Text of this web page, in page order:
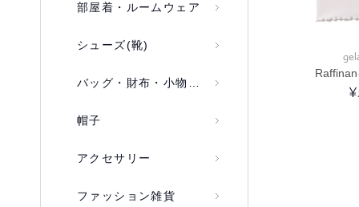
部屋着・ルームウェア
シューズ(靴)
バッグ・財布・小物入れ
帽子
アクセサリー
ファッション雑貨